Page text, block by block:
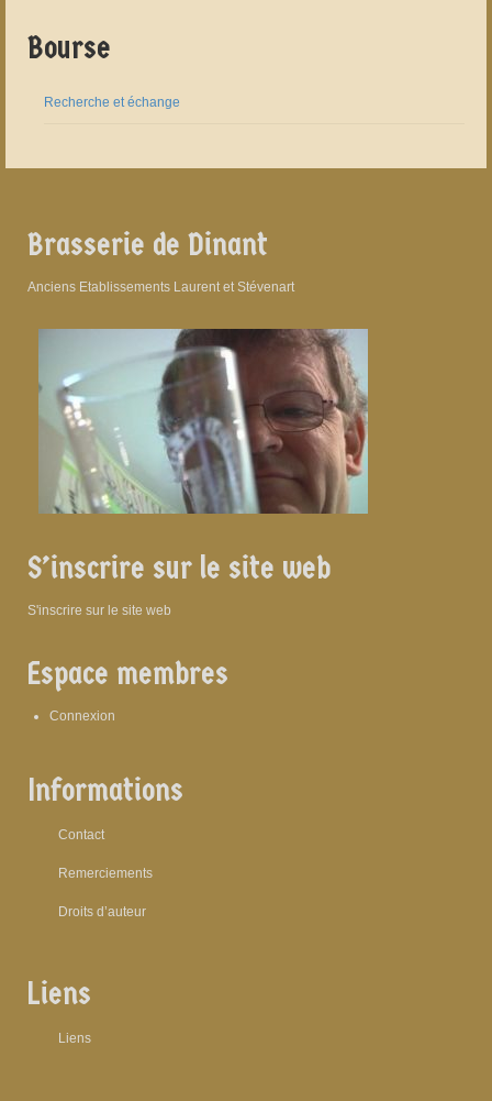
Bourse
Recherche et échange
Brasserie de Dinant
Anciens Etablissements Laurent et Stévenart
S’inscrire sur le site web
S'inscrire sur le site web
Espace membres
Connexion
Informations
Contact
Remerciements
Droits d’auteur
Liens
Liens